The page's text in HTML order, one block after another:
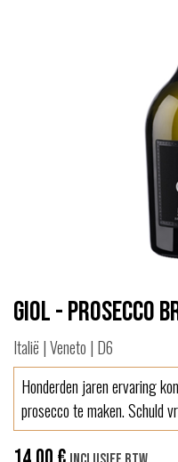
Giol - Prosecco
Italië | Veneto | D6
Honderden jaren ervaring
prosecco te maken. Schuld